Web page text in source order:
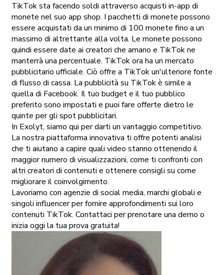
TikTok sta facendo soldi attraverso acquisti in-app di
monete nel suo app shop. I pacchetti di monete possono
essere acquistati da un minimo di 100 monete fino a un
massimo di altrettante alla volta. Le monete possono
quindi essere date ai creatori che amano e TikTok ne
manterrà una percentuale. TikTok ora ha un mercato
pubblicitario ufficiale. Ciò offre a TikTok un'ulteriore fonte
di flusso di cassa. La pubblicità su TikTok è simile a
quella di Facebook. Il tuo budget e il tuo pubblico
preferito sono impostati e puoi fare offerte dietro le
quinte per gli spot pubblicitari.
In Exolyt, siamo qui per darti un vantaggio competitivo.
La nostra piattaforma innovativa ti offre potenti analisi
che ti aiutano a capire quali video stanno ottenendo il
maggior numero di visualizzazioni, come ti confronti con
altri creatori di contenuti e ottenere consigli su come
migliorare il coinvolgimento.
Lavoriamo con agenzie di social media, marchi globali e
singoli influencer per fornire approfondimenti sui loro
contenuti TikTok. Contattaci per prenotare una demo o
inizia oggi la tua prova gratuita!